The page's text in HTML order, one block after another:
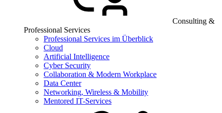
Consulting &
Professional Services
Professional Services im Überblick
Cloud
Artificial Intelligence
Cyber Security
Collaboration & Modern Workplace
Data Center
Networking, Wireless & Mobility
Mentored IT-Services